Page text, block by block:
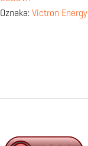
Oznaka: Victron Energy